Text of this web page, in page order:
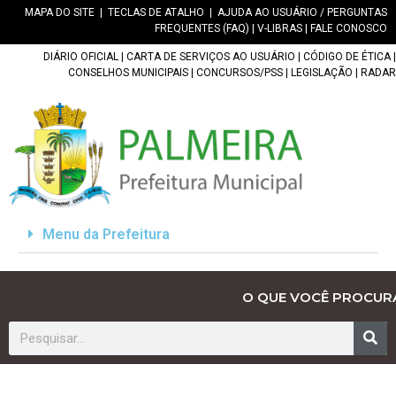
MAPA DO SITE TECLAS DE ATALHO
AJUDA AO USUÁRIO / PERGUNTAS
FREQUENTES (FAQ)
V-LIBRAS FALE CONOSCO
DIÁRIO OFICIAL CARTA DE SERVIÇOS AO USUÁRIO CÓDIGO DE ÉTICA|
CONSELHOS MUNICIPAIS
CONCURSOS/PSS LEGISLAÇÃO RADAR
Menu da Prefeitura
O QUE VOCÊ